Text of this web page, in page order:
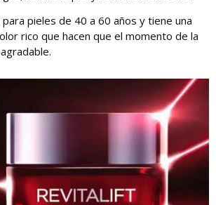
pieles de 40 a 60 años y tiene una
rico que hacen que el momento de la